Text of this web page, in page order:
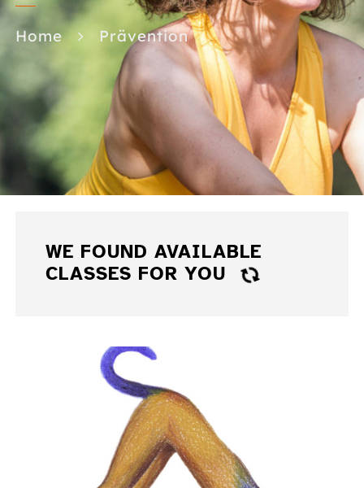
Home Prävention
WE FOUNDAVAILABLE
CLASSES FOR YOU